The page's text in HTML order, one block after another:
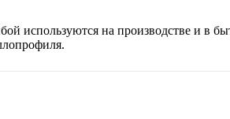
используются на производстве и в